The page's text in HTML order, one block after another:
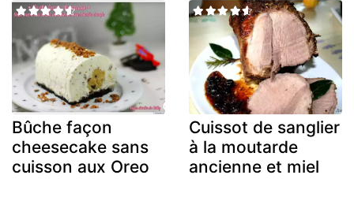
Bûche façon
cheesecake sans
cuisson aux Oreo
Cuissot de sanglier
à la moutarde
ancienne et miel